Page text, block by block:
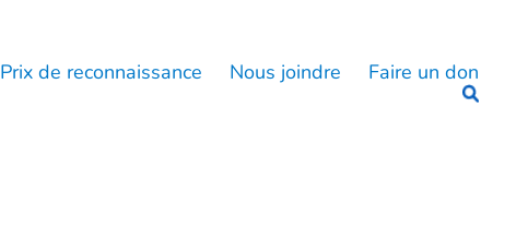
Prix de reconnaissance Nous joindre Faire un don